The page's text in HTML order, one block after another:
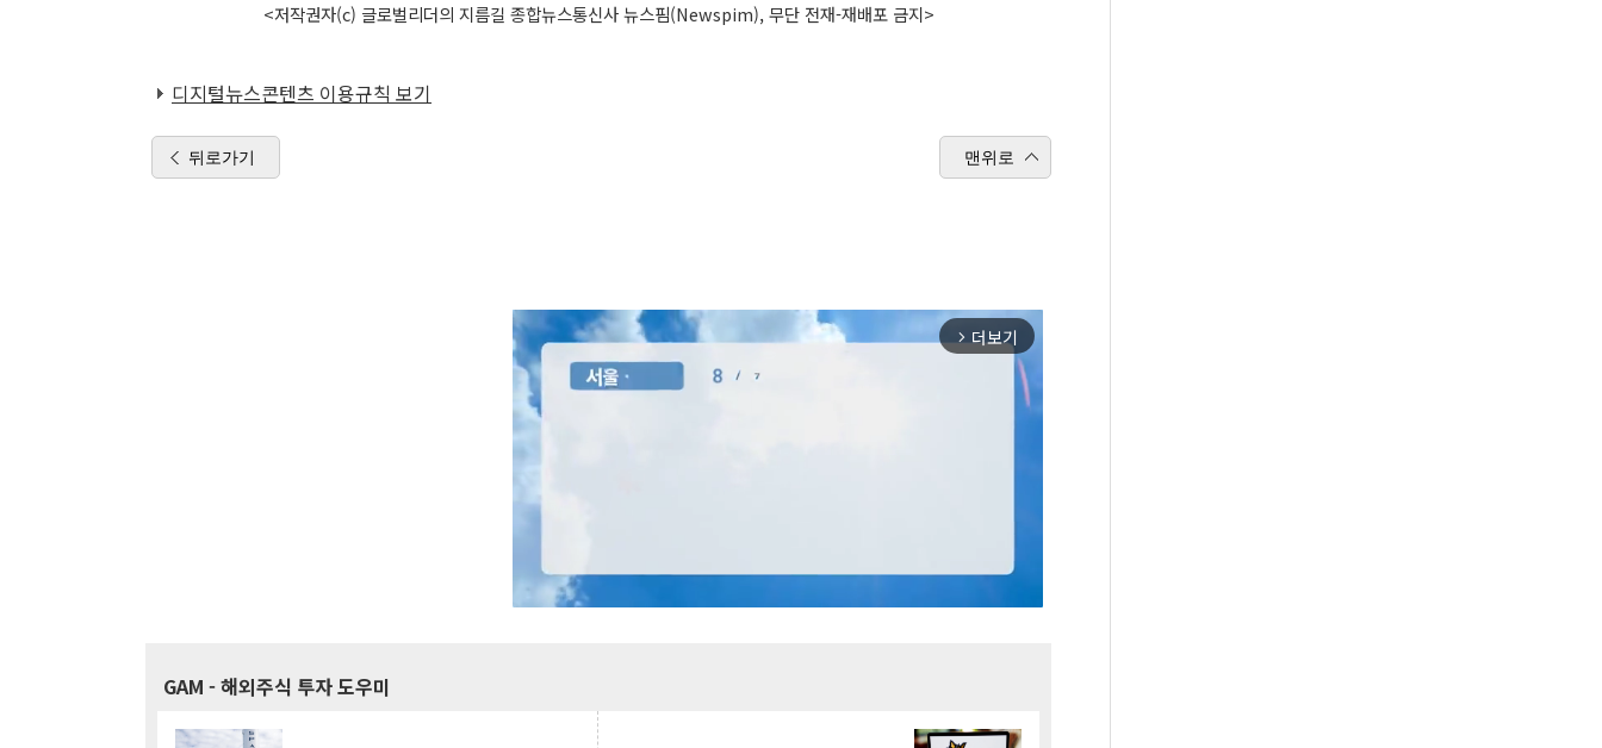
<저작권자(c) 글로벌리더의 지름길 종합뉴스통신사 뉴스핌(Newspim), 무단 전재-재배포 금지>
디지털뉴스콘텐츠 이용규칙 보기
뒤로가기 맨위로
arrow_forward_ios 더보기
GAM - 해외주식 투자 도우미